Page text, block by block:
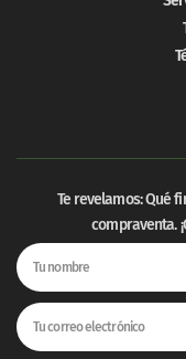
Te revelamos: Qué
compraventa.